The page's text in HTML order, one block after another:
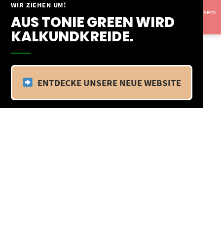
WIR ZIEHEN UM!
AUS TONIE GREEN WIRD
KALKUNDKREIDE.
ENTDECKE UNSERE NEUE WEBSITE
Springe
Inhalt
Vom 09.04.25 - 20.04.25 befinden wir uns im Betriebsurlaub. In diesem
Zeitraum findet kein Versand statt.Ausblenden